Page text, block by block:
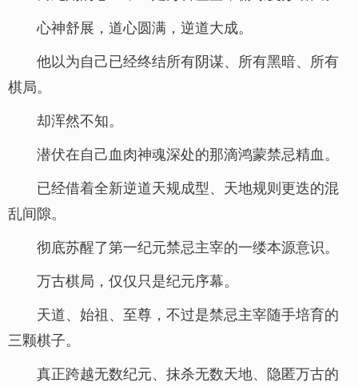
心神舒展，道心圆满，逆道大成。
他以为自己已经终结所有阴谋、所有黑暗、所有
棋局。
却浑然不知。
潜伏在自己血肉神魂深处的那滴鸿蒙禁忌精血。
已经借着全新逆道天规成型、天地规则更迭的混
乱间隙。
彻底苏醒了第一纪元禁忌主宰的一缕本源意识。
万古棋局，仅仅只是纪元序幕。
天道、始祖、至尊，不过是禁忌主宰随手培育的
三颗棋子。
真正跨越无数纪元、抹杀无数天地、隐匿万古的